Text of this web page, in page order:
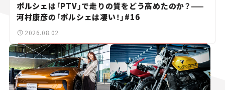
ポルシェは「PTV」で走りの質をどう高めたのか？——
河村康彦の「ポルシェは凄い！」#16
2026.08.02